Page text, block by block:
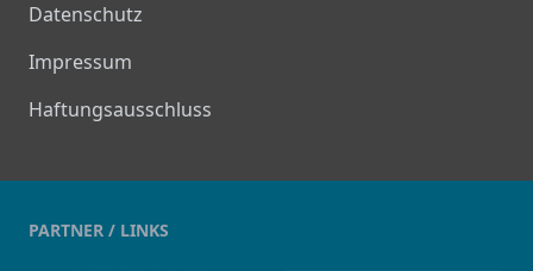
Datenschutz
Impressum
Haftungsausschluss
PARTNER / LINKS